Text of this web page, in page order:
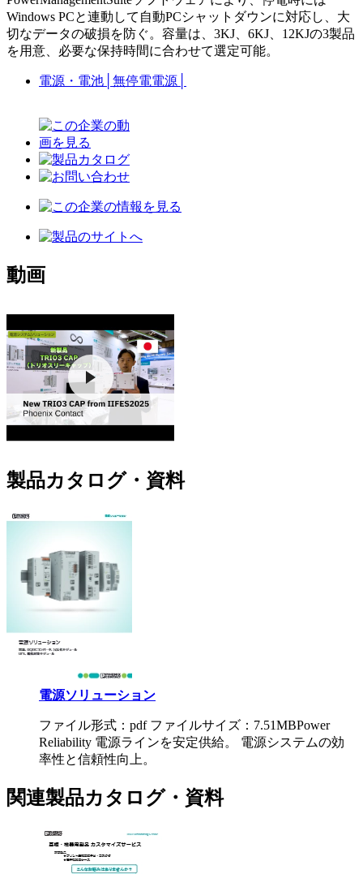
Windows PCと連動して自動PCシャットダウンに対応し、大
切なデータの破損を防ぐ。容量は、3KJ、6KJ、12KJの3製品
を用意、必要な保持時間に合わせて選定可能。
電源・電池 無停電電源
動画
製品カタログ・資料
電源ソリューション
ファイル形式：pdf ファイルサイズ：7.51MBPower
Reliability 電源ラインを安定供給。 電源システムの効
率性と信頼性向上。
関連製品カタログ・資料